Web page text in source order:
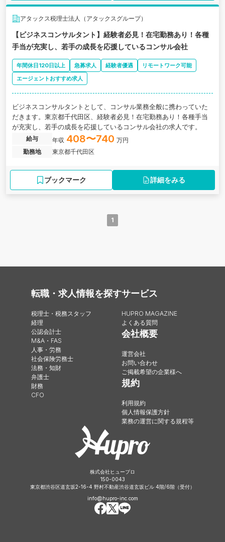
アタックス税理士法人（アタックスグループ）
【ビジネスコンサルタント】経験者必見！在宅勤務あり！各種
手当が充実し、若手の成長を応援しているコンサル会社
年間休日120日以上 急募求人 経験者優遇
リモートワーク可能
エージェントおすすめ求人
ビジネスコンサルタントとして、コンサル業務全般に携わっていた
だきます。東京都千代田区、経験者必見！在宅勤務あり！各種手当
が充実し、若手の成長を応援しているコンサル会社の求人です。
給与 年収 408〜740 万円
勤務地
東京都千代田区
ブックマーク 詳細をみる
1
転職・求人情報を探す
税理士・税務スタッフ
経理
公認会計士
M&A・FAS
人事・労務
社会保険労務士
法務・知財
弁護士
財務
CFO
サービス
HUPRO MAGAZINE
よくある質問
会社概要
運営会社
お問い合わせ
ご掲載希望の企業様へ
規約
利用規約
個人情報保護方針
業務の運営に関する規程等
株式会社ヒュープロ
150-0043
東京都渋谷区道玄坂2-16-4 野村不動産渋谷道玄坂ビル 4階/6階（受付）
info@hupro-inc.com